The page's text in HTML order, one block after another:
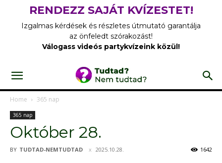
RENDEZZ SAJÁT KVÍZESTET!
Izgalmas kérdések és részletes útmutató garantálja
az önfeledt szórakozást!
Válogass videós partykvízeink közül!
Home 365 nap
365 nap
Október 28.
BY TUDTAD-NEMTUDTAD 2025.10.28. 1642